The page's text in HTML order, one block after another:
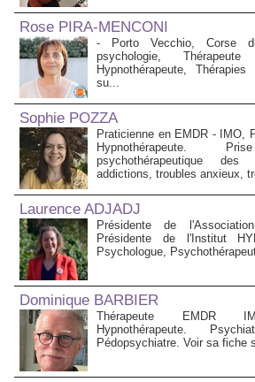
Rose PIRA-MENCONI
- Porto Vecchio, Corse
psychologie,
Hypnothérapeute,
su...
Sophie POZZA
Praticienne en EMDR - IMO,
Hypnothérapeute.
psychothérapeutique des
addictions, troubles anxieux,
Laurence ADJADJ
Présidente de
Présidente de l'Institut
Psychologue,
Dominique BARBIER
Thérapeute EMDR
Hypnothérapeute.
Pédopsychiatre. Voir sa fiche